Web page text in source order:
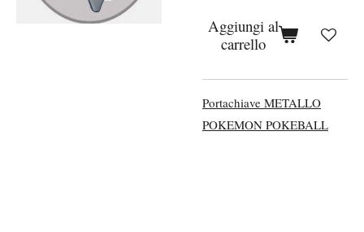
Aggiungi al
carrello
Portachiave METALLO
POKEMON POKEBALL